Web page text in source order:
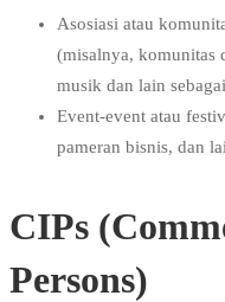
Asosiasi atau
(misalnya, komunitas
musik dan lain
Event-event atau
pameran bisnis, dan
CIPs
Persons)